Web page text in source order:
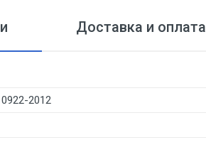
Доставка и оплата
2012